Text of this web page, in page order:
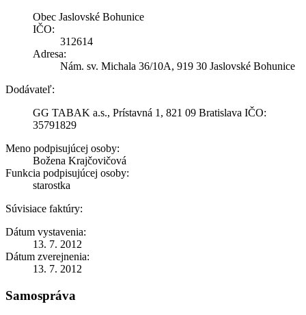
Obec Jaslovské Bohunice
IČO:
312614
Adresa:
Nám. sv. Michala 36/10A, 919 30 Jaslovské Bohunice
Dodávateľ:
GG TABAK a.s., Prístavná 1, 821 09 Bratislava IČO:
35791829
Meno podpisujúcej osoby:
Božena Krajčovičová
Funkcia podpisujúcej osoby:
starostka
Súvisiace faktúry:
Dátum vystavenia:
13. 7. 2012
Dátum zverejnenia:
13. 7. 2012
Samospráva